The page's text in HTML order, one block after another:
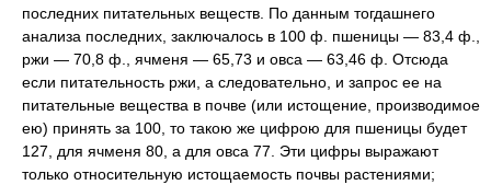
последних питательных веществ. По данным тогдашнего
анализа последних, заключалось в 100 ф. пшеницы — 83,4 ф.,
ржи — 70,8 ф., ячменя — 65,73 и овса — 63,46 ф. Отсюда
если питательность ржи, а следовательно, и запрос ее на
питательные вещества в почве (или истощение, производимое
ею) принять за 100, то такою же цифрою для пшеницы будет
127, для ячменя 80, а для овса 77. Эти цифры выражают
только относительную истощаемость почвы растениями;